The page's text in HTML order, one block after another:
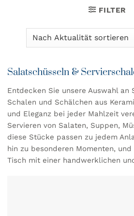
FILTER
Salatschüsseln &
Entdecken Sie unsere Auswahl an
Schalen und Schälchen aus
und Eleganz bei jeder Mahlzeit
Servieren von Salaten, Suppen,
diese Stücke passen zu jedem
hin zu besonderen Momenten,
Tisch mit einer handwerklichen